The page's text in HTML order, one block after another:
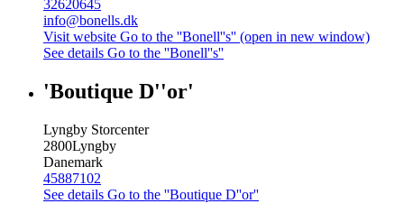
32620645
info@bonells.dk
Visit website Go to the ''Bonell''s'' (open in new window)
See details Go to the ''Bonell''s''
'Boutique D''or'
Lyngby Storcenter
2800Lyngby
Danemark
45887102
See details Go to the ''Boutique D''or''